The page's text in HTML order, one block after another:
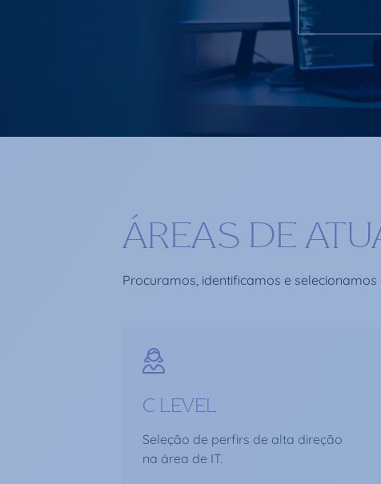
ÁREAS DE
Procuramos, identificamos e
C LEVEL
Seleção de perfirs de alta direção
na área de IT.